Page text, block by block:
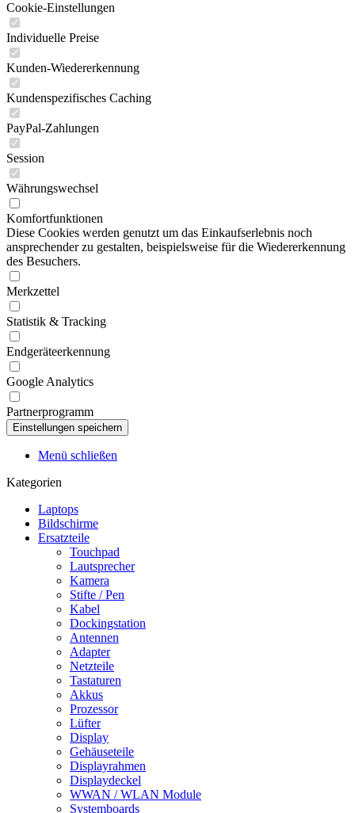
Cookie-Einstellungen
Individuelle Preise
Kunden-Wiedererkennung
Kundenspezifisches Caching
PayPal-Zahlungen
Session
Währungswechsel
Komfortfunktionen
Diese Cookies werden genutzt um das Einkaufserlebnis noch
ansprechender zu gestalten, beispielsweise für die Wiedererkennung
des Besuchers.
Merkzettel
Statistik & Tracking
Endgeräteerkennung
Google Analytics
Partnerprogramm
Menü schließen
Kategorien
Laptops
Bildschirme
Ersatzteile
Touchpad
Lautsprecher
Kamera
Stifte / Pen
Kabel
Dockingstation
Antennen
Adapter
Netzteile
Tastaturen
Akkus
Prozessor
Lüfter
Display
Gehäuseteile
Displayrahmen
Displaydeckel
WWAN / WLAN Module
Systemboards